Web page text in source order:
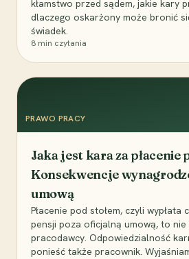
kłamstwo przed sądem, jakie kary
dlaczego oskarżony może bronić
świadek.
8 min czytania
PRAWO PRACY
Jaka jest kara za płacenie
Konsekwencje
umową
Płacenie pod stołem, czyli wypłata
pensji poza oficjalną umową, to
pracodawcy. Odpowiedzialność
ponieść także pracownik.